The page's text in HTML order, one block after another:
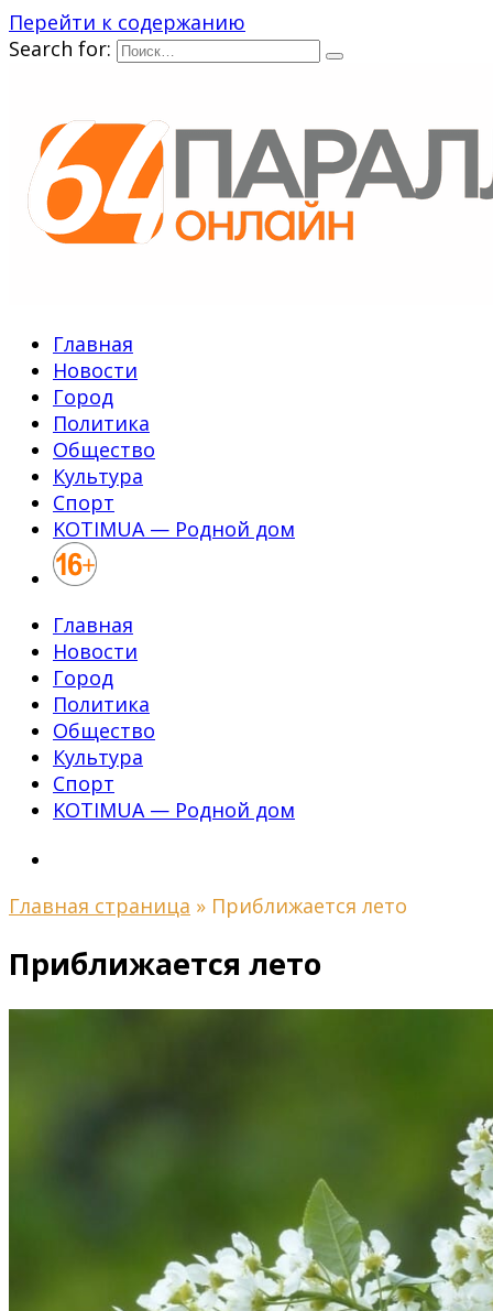
Перейти к содержанию
Search for:
Главная
Новости
Город
Политика
Общество
Культура
Спорт
KOTIMUA — Родной дом
Главная
Новости
Город
Политика
Общество
Культура
Спорт
KOTIMUA — Родной дом
Главная страница » Приближается лето
Приближается лето